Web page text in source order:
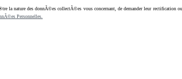
nature des donnÃ©es collectÃ©es vous concernant, de demander leur rectification
Personnelles.